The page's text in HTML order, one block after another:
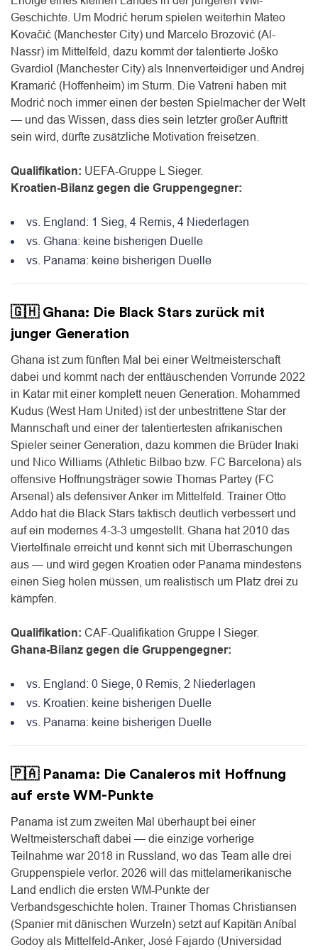
Geschichte. Um Modrić herum spielen weiterhin Mateo
Kovačić (Manchester City) und Marcelo Brozović (Al-
Nassr) im Mittelfeld, dazu kommt der talentierte Joško
Gvardiol (Manchester City) als Innenverteidiger und Andrej
Kramarić (Hoffenheim) im Sturm. Die Vatreni haben mit
Modrić noch immer einen der besten Spielmacher der Welt
— und das Wissen, dass dies sein letzter großer Auftritt
sein wird, dürfte zusätzliche Motivation freisetzen.
Qualifikation: UEFA-Gruppe L Sieger.
Kroatien-Bilanz gegen die Gruppengegner:
vs. England: 1 Sieg, 4 Remis, 4 Niederlagen
vs. Ghana: keine bisherigen Duelle
vs. Panama: keine bisherigen Duelle
🇬🇭 Ghana: Die Black Stars zurück mit
junger Generation
Ghana ist zum fünften Mal bei einer Weltmeisterschaft
dabei und kommt nach der enttäuschenden Vorrunde 2022
in Katar mit einer komplett neuen Generation. Mohammed
Kudus (West Ham United) ist der unbestrittene Star der
Mannschaft und einer der talentiertesten afrikanischen
Spieler seiner Generation, dazu kommen die Brüder Inaki
und Nico Williams (Athletic Bilbao bzw. FC Barcelona) als
offensive Hoffnungsträger sowie Thomas Partey (FC
Arsenal) als defensiver Anker im Mittelfeld. Trainer Otto
Addo hat die Black Stars taktisch deutlich verbessert und
auf ein modernes 4-3-3 umgestellt. Ghana hat 2010 das
Viertelfinale erreicht und kennt sich mit Überraschungen
aus — und wird gegen Kroatien oder Panama mindestens
einen Sieg holen müssen, um realistisch um Platz drei zu
kämpfen.
Qualifikation: CAF-Qualifikation Gruppe I Sieger.
Ghana-Bilanz gegen die Gruppengegner:
vs. England: 0 Siege, 0 Remis, 2 Niederlagen
vs. Kroatien: keine bisherigen Duelle
vs. Panama: keine bisherigen Duelle
🇵🇦 Panama: Die Canaleros mit Hoffnung
auf erste WM-Punkte
Panama ist zum zweiten Mal überhaupt bei einer
Weltmeisterschaft dabei — die einzige vorherige
Teilnahme war 2018 in Russland, wo das Team alle drei
Gruppenspiele verlor. 2026 will das mittelamerikanische
Land endlich die ersten WM-Punkte der
Verbandsgeschichte holen. Trainer Thomas Christiansen
(Spanier mit dänischen Wurzeln) setzt auf Kapitän Aníbal
Godoy als Mittelfeld-Anker, José Fajardo (Universidad